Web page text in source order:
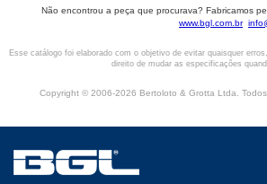
Não encontrou a peça que procurava? Fabricamos
www.bgl.com.br
Esse catálogo foi elaborado com o objetivo de evitar quaisquer
direito de mudar as especificações
Copyright © 2006-2026 Bertoloto & Grotta Ltda.